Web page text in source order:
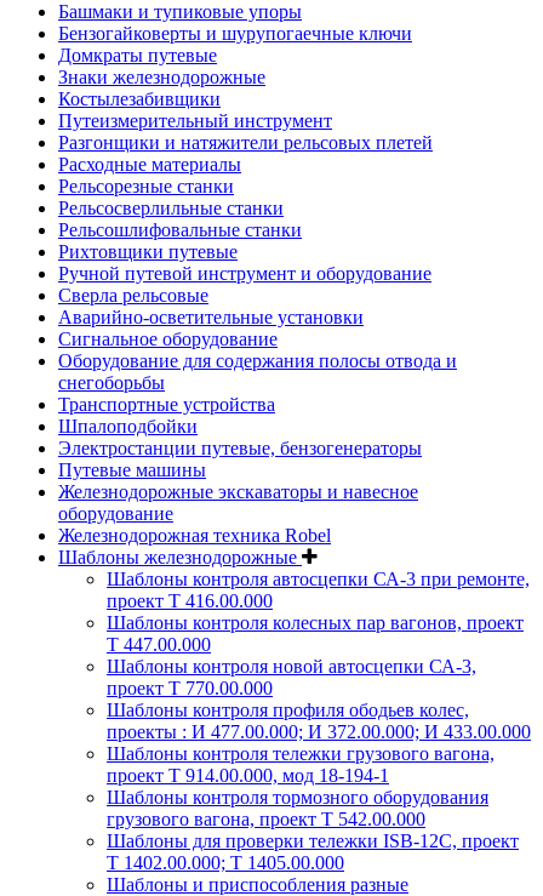
Башмаки и тупиковые упоры
Бензогайковерты и шурупогаечные ключи
Домкраты путевые
Знаки железнодорожные
Костылезабивщики
Путеизмерительный инструмент
Разгонщики и натяжители рельсовых плетей
Расходные материалы
Рельсорезные станки
Рельсосверлильные станки
Рельсошлифовальные станки
Рихтовщики путевые
Ручной путевой инструмент и оборудование
Сверла рельсовые
Аварийно-осветительные установки
Сигнальное оборудование
Оборудование для содержания полосы отвода и
снегоборьбы
Транспортные устройства
Шпалоподбойки
Электростанции путевые, бензогенераторы
Путевые машины
Железнодорожные экскаваторы и навесное
оборудование
Железнодорожная техника Robel
Шаблоны железнодорожные
Шаблоны контроля автосцепки СА-3 при ремонте,
проект Т 416.00.000
Шаблоны контроля колесных пар вагонов, проект
Т 447.00.000
Шаблоны контроля новой автосцепки СА-3,
проект Т 770.00.000
Шаблоны контроля профиля ободьев колес,
проекты : И 477.00.000; И 372.00.000; И 433.00.000
Шаблоны контроля тележки грузового вагона,
проект Т 914.00.000, мод 18-194-1
Шаблоны контроля тормозного оборудования
грузового вагона, проект Т 542.00.000
Шаблоны для проверки тележки ISB-12C, проект
Т 1402.00.000; Т 1405.00.000
Шаблоны и приспособления разные